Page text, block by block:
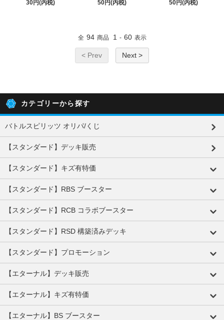
30円(内税)
50円(内税)
50円(内税)
全 94 商品 1 - 60 表示
< Prev Next >
カテゴリーから探す
バトルスピリッツ オリパ/くじ
【スタンダード】デッキ販売
【スタンダード】キズ有特価
【スタンダード】RBS ブースター
【スタンダード】RCB コラボブースター
【スタンダード】RSD 構築済みデッキ
【スタンダード】プロモーション
【エターナル】デッキ販売
【エターナル】キズ有特価
【エターナル】BS ブースター